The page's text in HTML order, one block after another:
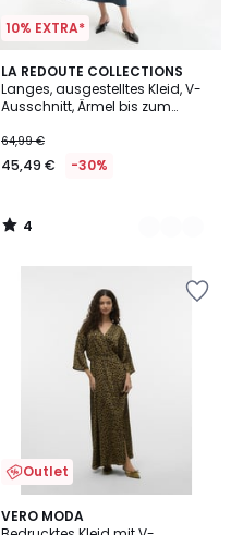
10% EXTRA*
LA REDOUTE COLLECTIONS
Langes, ausgestelltes Kleid, V-
Ausschnitt, Ärmel bis zum
64,99 €
45,49 € -30%
4
/
5
2
Farben
4
/
Outlet
VERO MODA
1